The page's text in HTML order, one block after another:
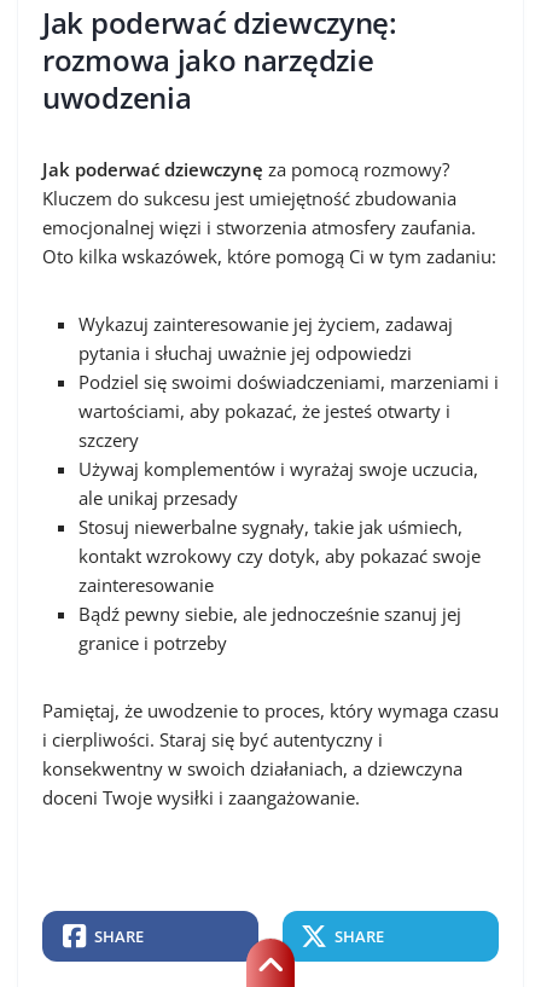
Jak poderwać dziewczynę:
rozmowa jako narzędzie
uwodzenia
Jak poderwać dziewczynę za pomocą rozmowy?
Kluczem do sukcesu jest umiejętność zbudowania
emocjonalnej więzi i stworzenia atmosfery zaufania.
Oto kilka wskazówek, które pomogą Ci w tym zadaniu:
Wykazuj zainteresowanie jej życiem, zadawaj
pytania i słuchaj uważnie jej odpowiedzi
Podziel się swoimi doświadczeniami, marzeniami i
wartościami, aby pokazać, że jesteś otwarty i
szczery
Używaj komplementów i wyrażaj swoje uczucia,
ale unikaj przesady
Stosuj niewerbalne sygnały, takie jak uśmiech,
kontakt wzrokowy czy dotyk, aby pokazać swoje
zainteresowanie
Bądź pewny siebie, ale jednocześnie szanuj jej
granice i potrzeby
Pamiętaj, że uwodzenie to proces, który wymaga czasu
i cierpliwości. Staraj się być autentyczny i
konsekwentny w swoich działaniach, a dziewczyna
doceni Twoje wysiłki i zaangażowanie.
SHARE SHARE